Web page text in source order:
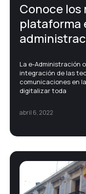
Conoce los
plataforma
abril 6, 2022
La e-Administración
integración de las
comunicaciones en
digitalizar toda